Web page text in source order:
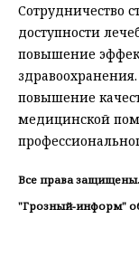
Сотрудничество
доступности
повышение
повышение
медицинской
Все права
"Грозный-информ"